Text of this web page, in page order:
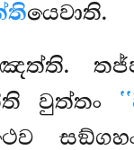
යෙවාති.
වුත්තං